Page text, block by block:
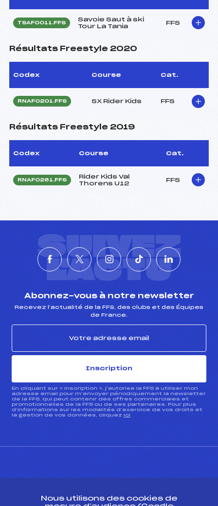
TSAF0011.FFS
Savoie Saut à ski
Tour La Tania
FFS
Résultats Freestyle 2020
Codex Course Cat.
RNAF0201.FFS SX Rider Kids FFS
Résultats Freestyle 2019
Codex Course Cat.
RNAF0261.FFS
Rider Kids Val
Thorens U12
FFS
SUIVEZ
L'ACTU
Abonnez-vous à notre newsletter
Recevez l’actualité de la FFS, des clubs et des Équipes
de France.
Inscription
En cliquant sur « inscription », j’autorise la FFS à utiliser mon
adresse email pour m’envoyer périodiquement la newsletter
de la FFS, qui peut contenir des offres commerciales et
promotionnelles de la FFS ou de ses partenaires. Pour plus
d’informations sur les modalités d’exercice de vos droits et
la gestion de vos données, cliquez ici
ESPACE PRESSE
Nous utilisons des cookies de